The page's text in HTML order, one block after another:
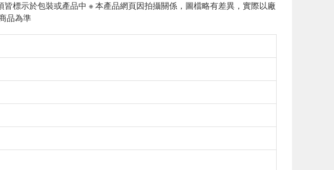
標示於包裝或產品中 ※ 本產品網頁因拍攝關係，圖檔略有差異，實際以廠
品為準